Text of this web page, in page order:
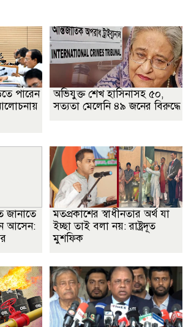
পারেন
অভিযুক্ত শেখ হাসিনাসহ ৫০,
সত্যতা মেলেনি ৪৯ জনের বিরুদ্ধে
জানাতে
আসেন:
মতপ্রকাশের স্বাধীনতার অর্থ যা
ইচ্ছা তাই বলা নয়: রাষ্ট্রদূত
মুশফিক